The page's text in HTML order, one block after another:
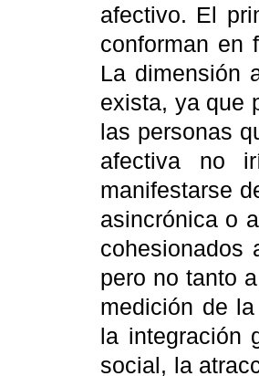
afectivo. El
conforman en
La dimensión
exista, ya que
las personas
afectiva no
manifestarse
asincrónica o
cohesionados
pero no tanto
medición de
la integración
social, la